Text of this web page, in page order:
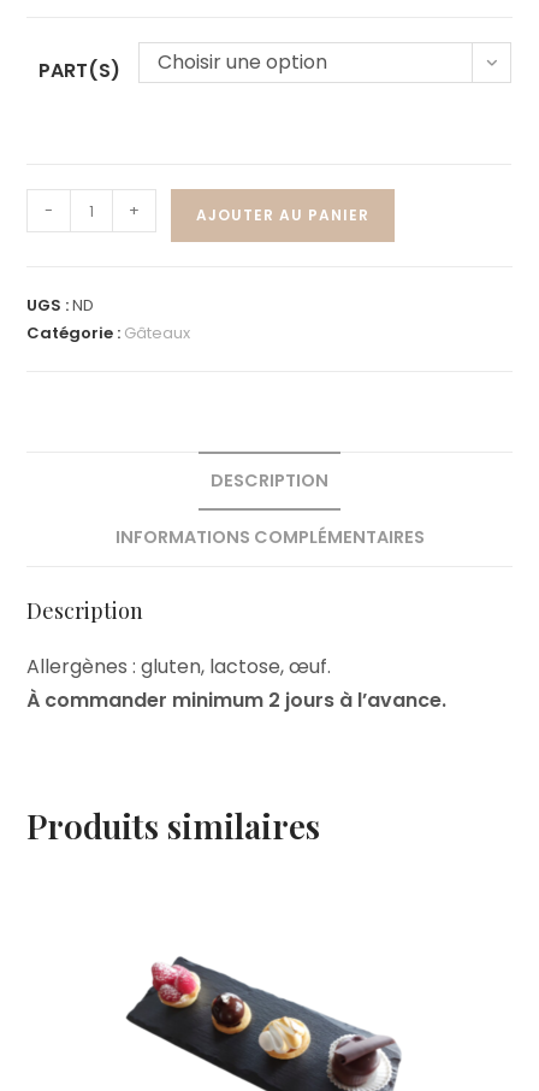
PART(S) Choisir une option
- + AJOUTER AU PANIER
UGS :ND
Catégorie : Gâteaux
DESCRIPTION
INFORMATIONS COMPLÉMENTAIRES
Description
Allergènes : gluten, lactose, œuf.
À commander minimum 2 jours à l’avance.
Produits similaires